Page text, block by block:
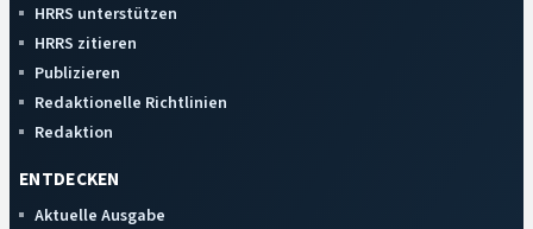
HRRS unterstützen
HRRS zitieren
Publizieren
Redaktionelle Richtlinien
Redaktion
ENTDECKEN
Aktuelle Ausgabe